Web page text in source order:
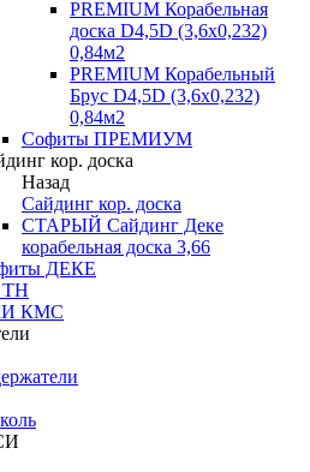
PREMIUM Корабельная
доска D4,5D (3,6х0,232)
0,84м2
PREMIUM Корабельный
Брус D4,5D (3,6х0,232)
0,84м2
Софиты ПРЕМИУМ
кор. доска
Назад
Сайдинг кор. доска
СТАРЫЙ Сайдинг Деке
корабельная доска 3,66
ДЕКЕ
ТН
КМС